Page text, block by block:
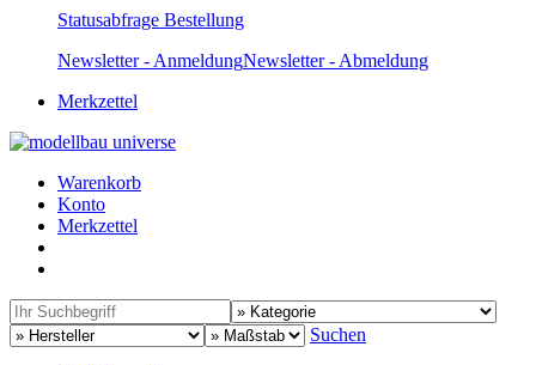
Statusabfrage Bestellung
Newsletter - AnmeldungNewsletter - Abmeldung
Merkzettel
Warenkorb
Konto
Merkzettel
Suchen